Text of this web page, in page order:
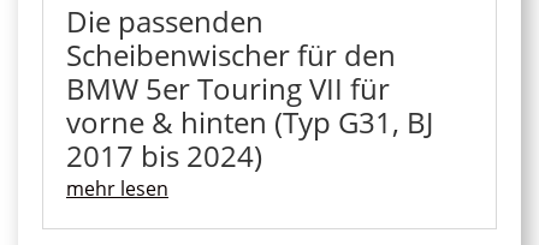
Die passenden
Scheibenwischer für den
BMW 5er Touring VII für
vorne & hinten (Typ G31, BJ
2017 bis 2024)
mehr lesen